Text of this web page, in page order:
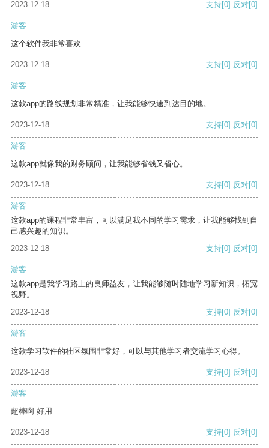
2023-12-18 支持[0] 反对[0]
游客
这个软件我非常喜欢
2023-12-18 支持[0] 反对[0]
游客
这款app的路线规划非常精准，让我能够快速到达目的地。
2023-12-18 支持[0] 反对[0]
游客
这款app就像我的财务顾问，让我能够省钱又省心。
2023-12-18 支持[0] 反对[0]
游客
这款app的课程非常丰富，可以满足我不同的学习需求，让我能够找到自
己感兴趣的知识。
2023-12-18
支持[0] 反对[0]
游客
这款app是我学习路上的良师益友，让我能够随时随地学习新知识，拓宽
视野。
2023-12-18
支持[0] 反对[0]
游客
这款学习软件的社区氛围非常好，可以与其他学习者交流学习心得。
2023-12-18 支持[0] 反对[0]
游客
超棒啊 好用
2023-12-18 支持[0] 反对[0]